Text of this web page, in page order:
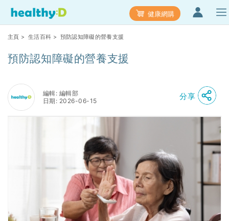
健康網購
主頁 > 生活百科 > 預防認知障礙的營養支援
預防認知障礙的營養支援
編輯: 編輯部
日期: 2026-06-15
分享